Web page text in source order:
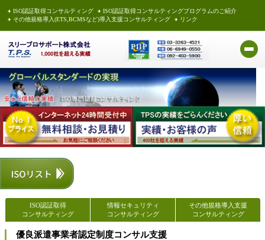
ISO認証取得コンサルティング
ISO認証取得コンサルティングプログラムのご紹介
その他規格導入(ETS,BCMSなど)導入支援コンサルティング
リンク
ISO認証取得
コンサルティング
情報セキュリティ
コンサルティング
その他規格導入支援
コンサルティング
優良派遣事業者認定制度コンサル支援